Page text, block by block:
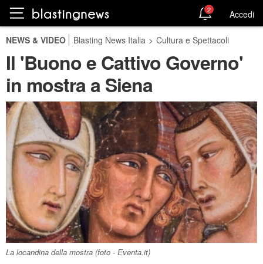
2 Accedi
NEWS & VIDEO Blasting News Italia > Cultura e Spettacoli
Il 'Buono e Cattivo Governo'
in mostra a Siena
La locandina della mostra (foto - Eventa.it)